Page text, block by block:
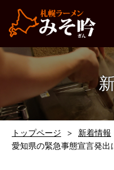
トップページ
新着情報
愛知県の緊急事態宣言発